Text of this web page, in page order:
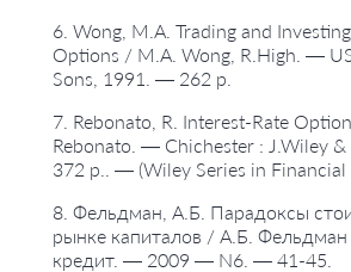
6. Wong, M.A. Trading and
Options / M.A. Wong, R.High. —
Sons, 1991. — 262 p.
7. Rebonato, R. Interest-Rate
Rebonato. — Chichester : J.Wiley
372 p.. — (Wiley Series in Financial
8. Фельдман, А.Б. Парадоксы
рынке капиталов / А.Б.
кредит. — 2009 — N6. — 41-45.